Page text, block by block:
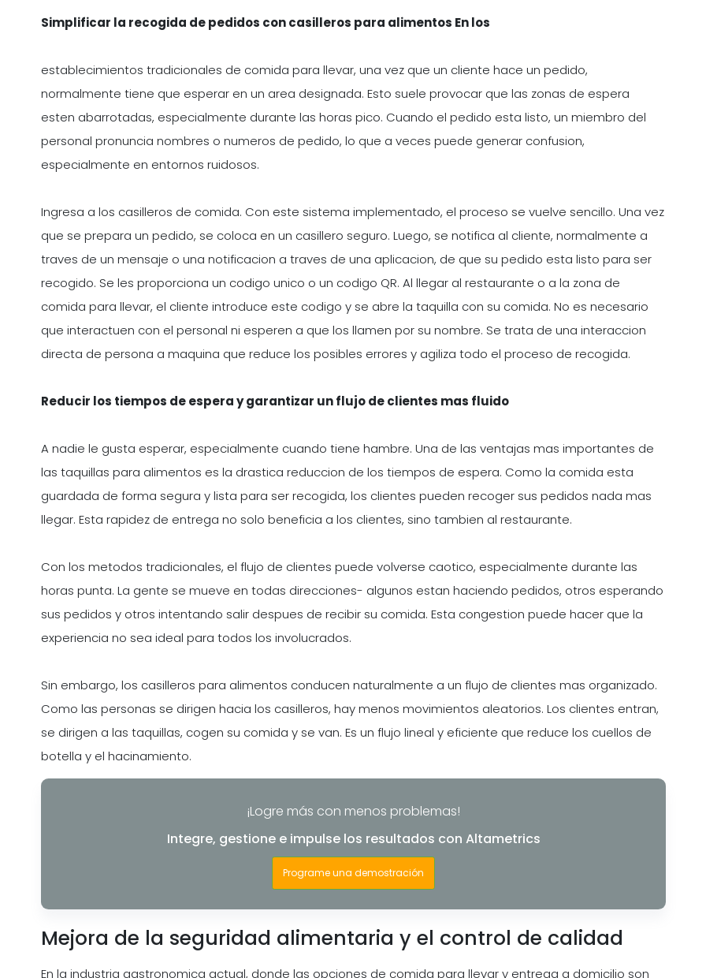
Simplificar la recogida de pedidos con casilleros para alimentos En los
establecimientos tradicionales de comida para llevar, una vez que un cliente hace un pedido,
normalmente tiene que esperar en un area designada. Esto suele provocar que las zonas de espera
esten abarrotadas, especialmente durante las horas pico. Cuando el pedido esta listo, un miembro del
personal pronuncia nombres o numeros de pedido, lo que a veces puede generar confusion,
especialmente en entornos ruidosos.
Ingresa a los casilleros de comida. Con este sistema implementado, el proceso se vuelve sencillo. Una vez
que se prepara un pedido, se coloca en un casillero seguro. Luego, se notifica al cliente, normalmente a
traves de un mensaje o una notificacion a traves de una aplicacion, de que su pedido esta listo para ser
recogido. Se les proporciona un codigo unico o un codigo QR. Al llegar al restaurante o a la zona de
comida para llevar, el cliente introduce este codigo y se abre la taquilla con su comida. No es necesario
que interactuen con el personal ni esperen a que los llamen por su nombre. Se trata de una interaccion
directa de persona a maquina que reduce los posibles errores y agiliza todo el proceso de recogida.
Reducir los tiempos de espera y garantizar un flujo de clientes mas fluido
A nadie le gusta esperar, especialmente cuando tiene hambre. Una de las ventajas mas importantes de
las taquillas para alimentos es la drastica reduccion de los tiempos de espera. Como la comida esta
guardada de forma segura y lista para ser recogida, los clientes pueden recoger sus pedidos nada mas
llegar. Esta rapidez de entrega no solo beneficia a los clientes, sino tambien al restaurante.
Con los metodos tradicionales, el flujo de clientes puede volverse caotico, especialmente durante las
horas punta. La gente se mueve en todas direcciones- algunos estan haciendo pedidos, otros esperando
sus pedidos y otros intentando salir despues de recibir su comida. Esta congestion puede hacer que la
experiencia no sea ideal para todos los involucrados.
Sin embargo, los casilleros para alimentos conducen naturalmente a un flujo de clientes mas organizado.
Como las personas se dirigen hacia los casilleros, hay menos movimientos aleatorios. Los clientes entran,
se dirigen a las taquillas, cogen su comida y se van. Es un flujo lineal y eficiente que reduce los cuellos de
botella y el hacinamiento.
¡Logre más con menos problemas!
Integre, gestione e impulse los resultados con Altametrics
Programe una demostración
Mejora de la seguridad alimentaria y el control de calidad
En la industria gastronomica actual, donde las opciones de comida para llevar y entrega a domicilio son